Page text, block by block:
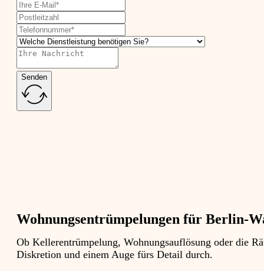
Senden
Wohnungsentrümpelungen für Berlin-
Ob Kellerentrümpelung, Wohnungsauflösung oder die
Diskretion und einem Auge fürs Detail durch.